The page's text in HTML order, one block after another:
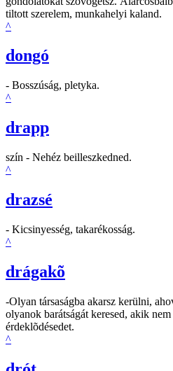
tiltott szerelem, munkahelyi kaland.
^
dongó
- Bosszúság, pletyka.
^
drapp
szín - Nehéz beilleszkedned.
^
drazsé
- Kicsinyesség, takarékosság.
^
drágakõ
-Olyan társaságba akarsz kerülni,
olyanok barátságát keresed, akik
érdeklõdésedet.
^